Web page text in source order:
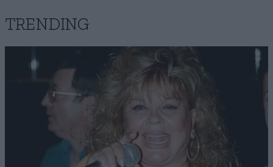
Σαν σήμερα 15 Ιανουα 15·01·2023 10:19
Σαν σήμερα 15 Ιανουαρίου 2023 τι εγινε , μαλιστα να
θυμηθιουμε τον αρχιληστη ΑΝΔΡΕΑ
Απαντήστε 0
TRENDING